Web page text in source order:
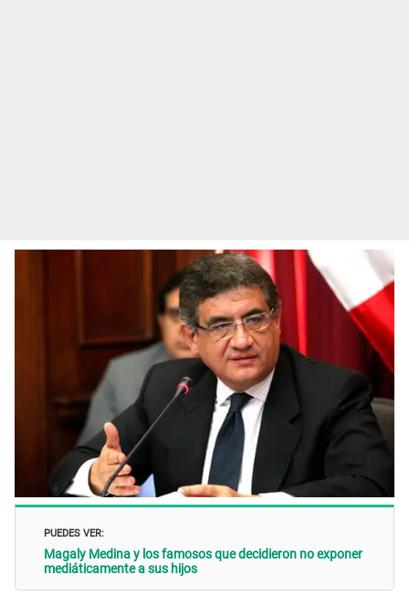
PUEDES VER:
Magaly Medina y los famosos que decidieron no exponer
mediáticamente a sus hijos